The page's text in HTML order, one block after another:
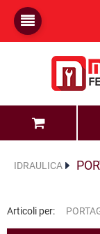
IDRAULICA
Articoli per: